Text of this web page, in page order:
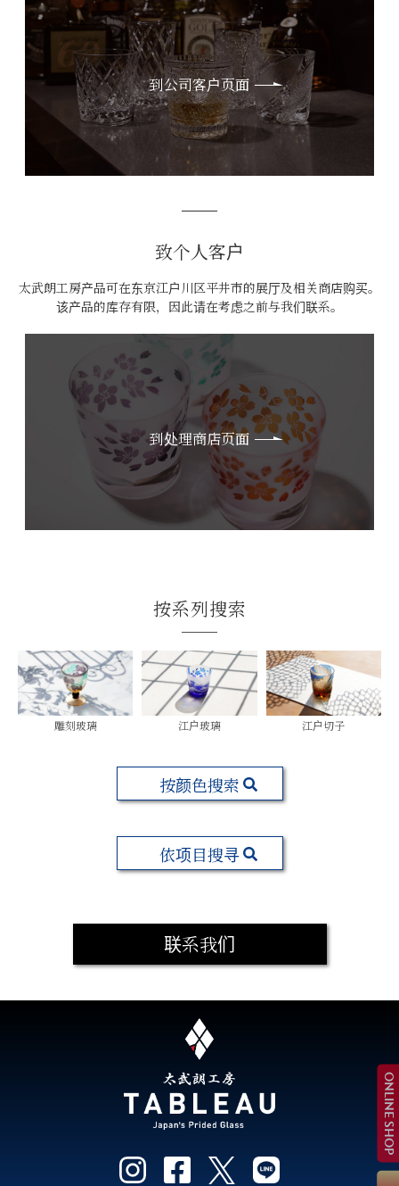
ONLINE SHOP
到公司客户页面
致个人客户
太武朗工房产品可在东京江户川区平井市的展厅及相关商店购买。
该产品的库存有限，因此请在考虑之前与我们联系。
到处理商店页面
按系列搜索
雕刻玻璃 江户玻璃 江户切子
按颜色搜索
依项目搜寻
联系我们